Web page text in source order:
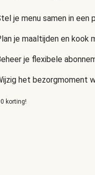
je menu samen in een
je maaltijden en kook
je flexibele
het bezorgmoment
korting!